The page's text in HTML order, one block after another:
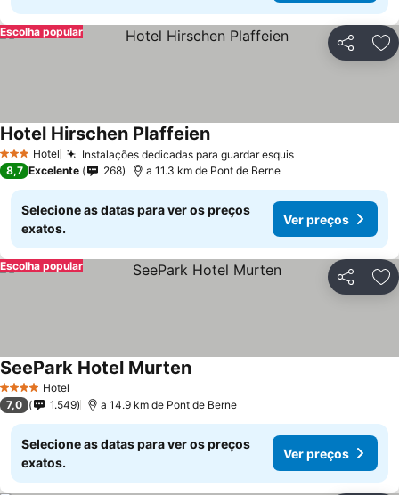
Partilhar
Escolha popular
3 EstrelasHotel Instalações dedicadas para guardar esquis
Hotel Hirschen Plaffeien
8,7 Excelente 268 a 11.3 km de Pont de Berne
Selecione as datas para ver os preços
exatos.
Ver preços
Partilhar
Escolha popular
4 EstrelasHotel
SeePark Hotel Murten
7,0 1.549 a 14.9 km de Pont de Berne
Selecione as datas para ver os preços
exatos.
Ver preços